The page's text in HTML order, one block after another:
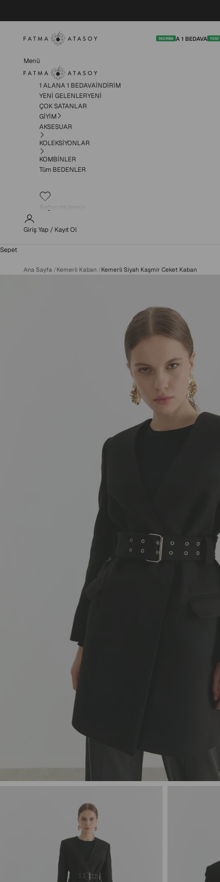
Fatma Atasoy
1 ALANA 1 BEDAVA
İNDİRİM YENİ
MenüFatma Atasoy
1 ALANA 1 BEDAVAİNDİRİM
YENİ GELENLERYENİ
ÇOK SATANLAR
GİYİM GİYİM alt menüsü
AKSESUAR
KOLEKSİYONLAR
KOMBİNLER
Tüm BEDENLER
Beğendikleriniz
Giriş Yap / Kayıt Ol
Sepet
Ana Sayfa /Kemerli Kaban /Kemerli Siyah Kaşmir Ceket Kaban